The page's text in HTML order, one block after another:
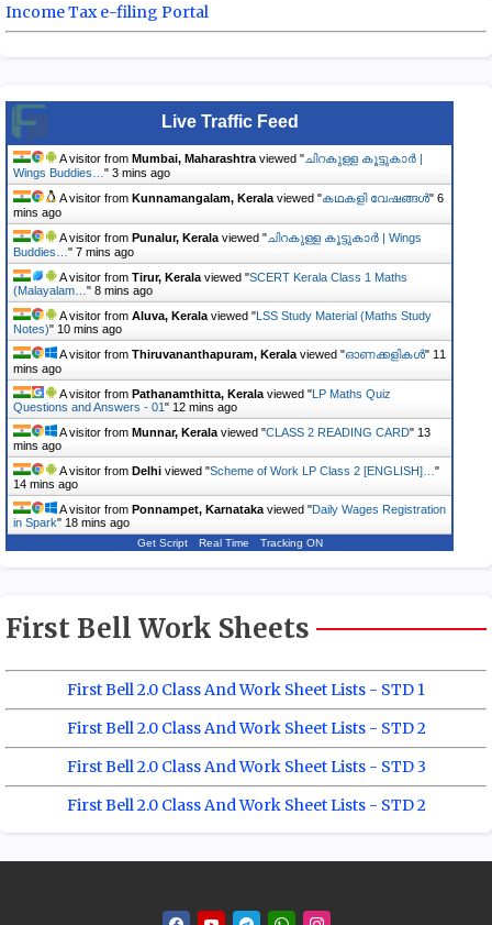
Income Tax e-filing Portal
Live Traffic Feed
A visitor from Mumbai, Maharashtra viewed "ചിറകുള്ള കൂട്ടുകാർ |
Wings Buddies… " 3 mins ago
A visitor from Kunnamangalam, Kerala viewed "കഥകളി വേഷങ്ങൾ" 6
mins ago
A visitor from Punalur, Kerala viewed "ചിറകുള്ള കൂട്ടുകാർ | Wings
Buddies… " 7 mins ago
A visitor from Tirur, Kerala viewed "SCERT Kerala Class 1 Maths
(Malayalam… " 8 mins ago
A visitor from Aluva, Kerala viewed "LSS Study Material (Maths Study
Notes)" 10 mins ago
A visitor from Thiruvananthapuram, Kerala viewed "ഓണക്കളികൾ" 11
mins ago
A visitor from Pathanamthitta, Kerala viewed "LP Maths Quiz
Questions and Answers - 01" 12 mins ago
A visitor from Munnar, Kerala viewed "CLASS 2 READING CARD" 13
mins ago
A visitor from Delhi viewed "Scheme of Work LP Class 2 [ENGLISH]… "
14 mins ago
A visitor from Ponnampet, Karnataka viewed "Daily Wages Registration
in Spark" 18 mins ago
Get Script Real Time Tracking ON
First Bell Work Sheets
First Bell 2.0 Class And Work Sheet Lists - STD 1
First Bell 2.0 Class And Work Sheet Lists - STD 2
First Bell 2.0 Class And Work Sheet Lists - STD 3
First Bell 2.0 Class And Work Sheet Lists - STD 2